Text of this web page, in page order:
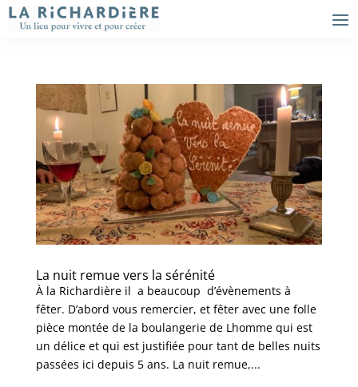
La nuit remue vers la sérénité
À la Richardière il a beaucoup d’évènements à
fêter. D’abord vous remercier, et fêter avec une folle
pièce montée de la boulangerie de Lhomme qui est
un délice et qui est justifiée pour tant de belles nuits
passées ici depuis 5 ans. La nuit remue,...